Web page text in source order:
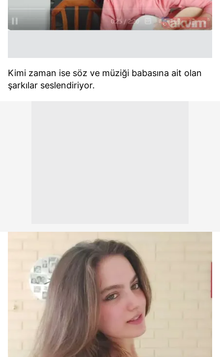
Metnimizi ziyaret edebilirsiniz.
6698 sayılı Kişisel Verilerin Korunması Kanunu uyarınca
ilgili mevzuata uygun olarak kullanılan çerezlerle ilgili bilgi
almak için lütfen
tıklayınız
Kimi zaman ise söz ve müziği babasına ait olan
şarkılar seslendiriyor.